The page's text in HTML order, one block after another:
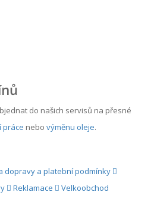
do našich servisů na přesné
práce nebo výměnu oleje.
dopravy a platební podmínky
Reklamace Velkoobchod